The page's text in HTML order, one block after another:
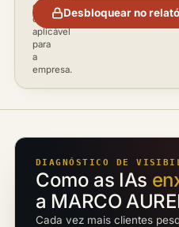
disponíveis
conforme
aplicável
para
a
empresa.
Desbloquear no
DIAGNÓSTICO DE
Como as IAs
a MARCO
Cada vez mais clientes